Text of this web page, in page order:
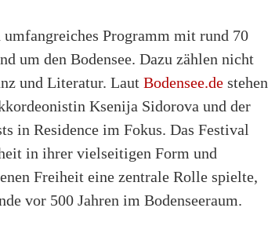
Programm mit rund 70
um den Bodensee. Dazu zählen nicht
und Literatur. Laut Bodensee.de stehen
Ksenija Sidorova und der
in Residence im Fokus. Das Festival
in ihrer vielseitigen Form und
Freiheit eine zentrale Rolle spielte,
vor 500 Jahren im Bodenseeraum.